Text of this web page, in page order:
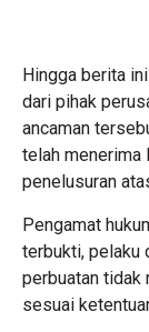
Hingga berita
dari pihak
ancaman
telah menerima
penelusuran
Pengamat
terbukti, pelaku
perbuatan tidak
sesuai